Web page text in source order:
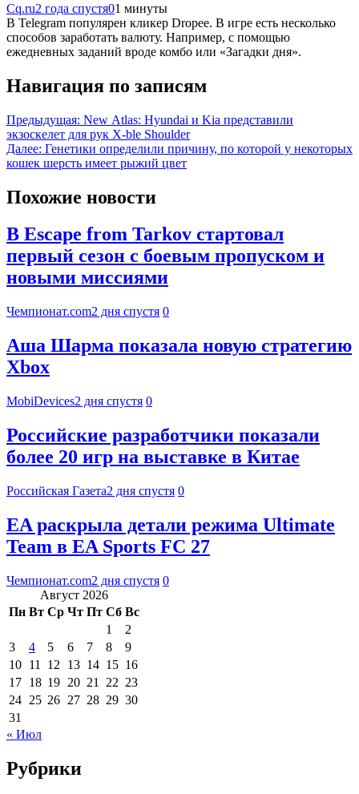
Cq.ru2 года спустя01 минуты
В Telegram популярен кликер Dropee. В игре есть несколько
способов заработать валюту. Например, с помощью
ежедневных заданий вроде комбо или «Загадки дня».
Навигация по записям
Предыдущая: New Atlas: Hyundai и Kia представили
экзоскелет для рук X-ble Shoulder
Далее: Генетики определили причину, по которой у некоторых
кошек шерсть имеет рыжий цвет
Похожие новости
В Escape from Tarkov стартовал
первый сезон с боевым пропуском и
новыми миссиями
Чемпионат.com2 дня спустя 0
Аша Шарма показала новую стратегию
Xbox
MobiDevices2 дня спустя 0
Российские разработчики показали
более 20 игр на выставке в Китае
Российская Газета2 дня спустя 0
EA раскрыла детали режима Ultimate
Team в EA Sports FC 27
Чемпионат.com2 дня спустя 0
Август 2026
Пн Вт Ср Чт Пт Сб Вс
1
2
3
4 5 6 7 8
9
10 11 12 13 14 15 16
17 18 19 20 21 22 23
24 25 26 27 28 29 30
31
« Июл
Рубрики